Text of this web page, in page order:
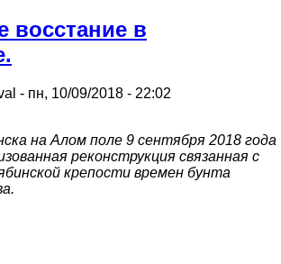
восстание в
- пн, 10/09/2018 - 22:02
на Алом поле 9 сентября 2018 года
реконструкция связанная с
крепости времен бунта